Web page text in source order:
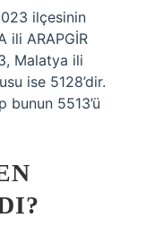
ilçesinin
ili ARAPGİR
Malatya ili
ise 5128’dir.
bunun 5513’ü